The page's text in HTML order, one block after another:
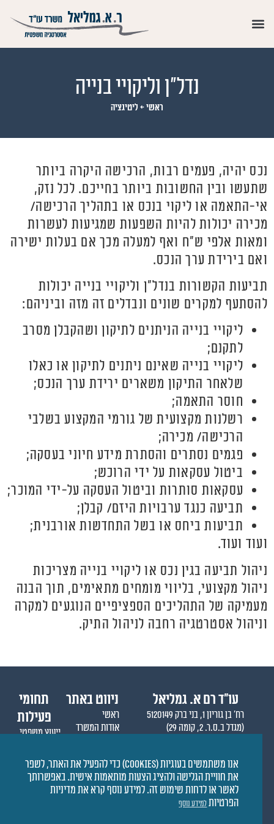
נדל״ן וליקויי בנייה
ראשי← ליטיגציה
נכס יהיה, פעמים רבות, הרכישה היקרה ביותר
שתעשו ובין החשובות ביותר בחייכם. לכל נזק,
אי-התאמה או ליקוי בנכס או בתהליך הרכישה/
מכירה יכולות להיות השפעות שמגיעות לעשרות
ומאות אלפי ש"ח ואף למעלה מכך אם בעלות ישירה
ואם בירידת ערך הנכס.
תביעות הקשורות בנדל"ן וליקויי בנייה יכולות
להסתעף למקרים שונים ונבדלים זה מזה וביניהם:
ליקויי בנייה הניתנים לתיקון ושהקבלן מסרב
לתקנם;
ליקויי בנייה שאינם ניתנים לתיקון או כאלו
שלאחר התיקון משארים ירידת ערך הנכס;
חוסר התאמה;
רשלנות מקצועית של גורמי המקצוע בשלבי
הרכישה/ מכירה;
פגמים נסתרים והסתרת מידע חיוני בעסקה;
ביטול עסקאות על ידי הרוכש;
עסקאות סותרות וביטול העסקה על-ידי המוכר;
תביעה כנגד ערבויות היזם/ קבלן;
תביעות ביחס או בשל התחדשות אורבנית;
ועוד ועוד.
ניהול תביעה בגין נכס או ליקויי בנייה מצריכות
ניהול מקצועי, בליווי מומחים מתאימים, תוך הבנה
מעמיקה של התהליכים הספציפיים הנוגעים למקרה
וניהול אסטרטגיה רחבה לניהול התיק.
עו״ד רם א. גמליאל
רח' בן גוריון 1, בני ברק 5120149
(מגדל ב.ס.ר. 2, קומה 29)
ניווט באתר
ראשי
אודות המשרד
תחומי
פעילות
ייעוץ משפטי
סנדאות והרצאות
הגלישה והשימוש באתר מותנים בתקנון האתר ותנאי שימוש
המפורסמים כאן.
הגלישה והשימוש באתר מהווים הסכמה לתנאים המצוינים
אנו משתמשים בעוגיות (Cookies) כדי להפעיל את האתר, לשפר
את חוויית הגלישה ולהציג הצעות מותאמות אישית. באפשרותך
לאשר או לדחות שימוש זה. למידע נוסף קרא את מדיניות
הפרטיותלמידע נוסף